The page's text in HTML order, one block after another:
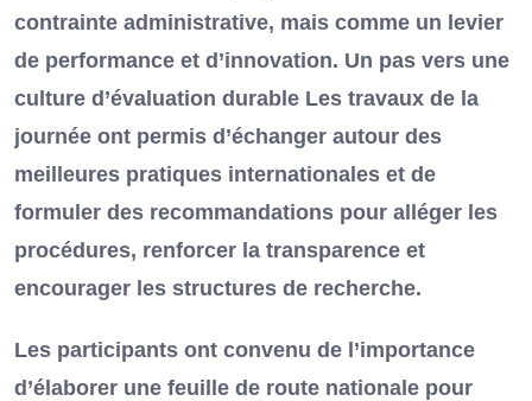
contrainte administrative, mais comme un levier
de performance et d’innovation. Un pas vers une
culture d’évaluation durable Les travaux de la
journée ont permis d’échanger autour des
meilleures pratiques internationales et de
formuler des recommandations pour alléger les
procédures, renforcer la transparence et
encourager les structures de recherche.
Les participants ont convenu de l’importance
d’élaborer une feuille de route nationale pour